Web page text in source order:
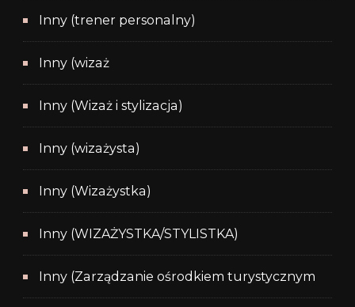
Inny (trener personalny)
Inny (wizaż
Inny (Wizaż i stylizacja)
Inny (wizażysta)
Inny (Wizażystka)
Inny (WIZAŻYSTKA/STYLISTKA)
Inny (Zarządzanie ośrodkiem turystycznym